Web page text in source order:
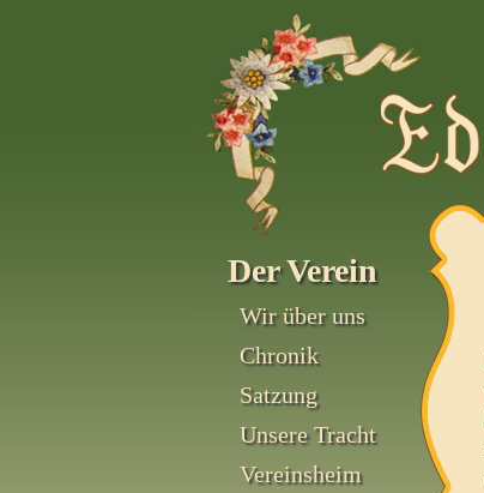
Der Verein
Wir über uns
Chronik
Satzung
Unsere Tracht
Vereinsheim